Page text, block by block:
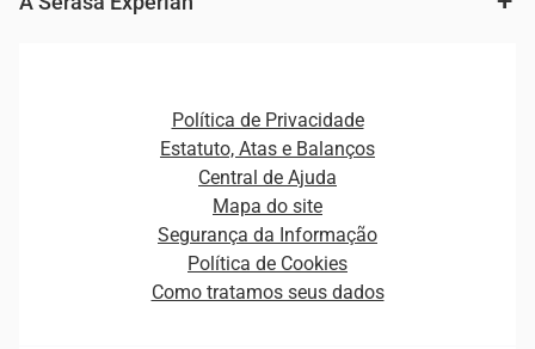
Plataformas e Motores de decisão
Ver todo o conteúdo
Curso Gratuito de Saúde Financeira
Empreendedorismo
Estudos e Pesquisas
Distribuidores e representantes
Estrutura Organizacional
Sala de Imprensa
Política de Privacidade
Estatuto, Atas e Balanços
Central de Ajuda
Mapa do site
Segurança da Informação
Política de Cookies
Como tratamos seus dados